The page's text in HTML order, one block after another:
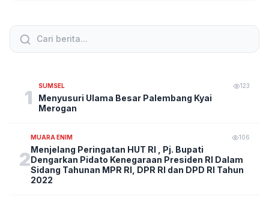
1
SUMSEL 123
Menyusuri Ulama Besar Palembang Kyai
Merogan
2
MUARA ENIM 106
Menjelang Peringatan HUT RI , Pj. Bupati
Dengarkan Pidato Kenegaraan Presiden RI Dalam
Sidang Tahunan MPR RI, DPR RI dan DPD RI Tahun
2022